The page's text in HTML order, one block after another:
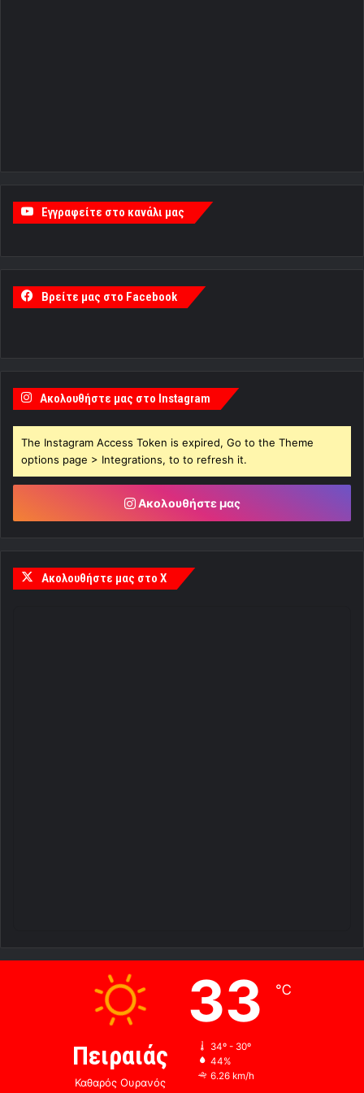
Εγγραφείτε στο κανάλι μας
Βρείτε μας στο Facebook
Ακολουθήστε μας στο Instagram
The Instagram Access Token is expired, Go to the Theme
options page > Integrations, to to refresh it.
Ακολουθήστε μας
Ακολουθήστε μας στο X
Πειραιάς
Καθαρός Ουρανός
33 ℃
34º - 30º
44%
6.26 km/h